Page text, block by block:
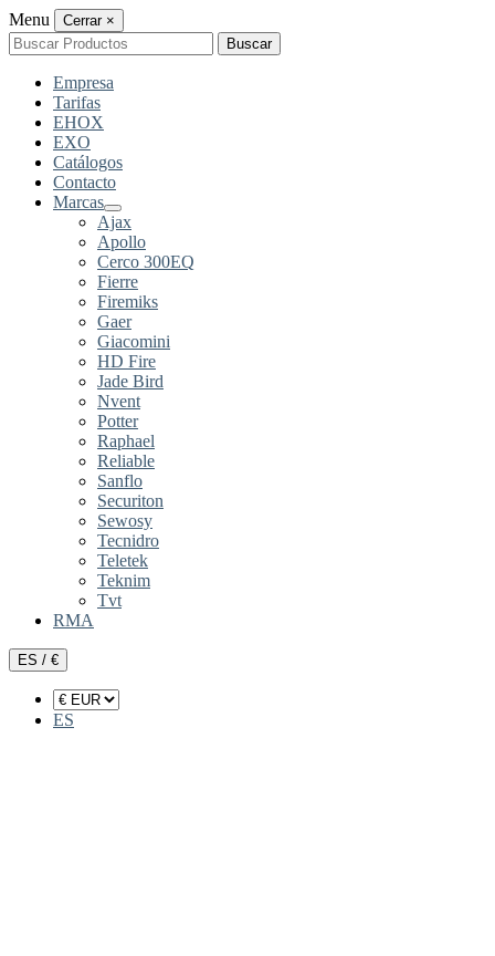
Menu Cerrar ×
Buscar
por:
Buscar
Empresa
Tarifas
EHOX
EXO
Catálogos
Contacto
Marcas
Ajax
Apollo
Cerco 300EQ
Fierre
Firemiks
Gaer
Giacomini
HD Fire
Jade Bird
Nvent
Potter
Raphael
Reliable
Sanflo
Securiton
Sewosy
Tecnidro
Teletek
Teknim
Tvt
RMA
ES / €
ES